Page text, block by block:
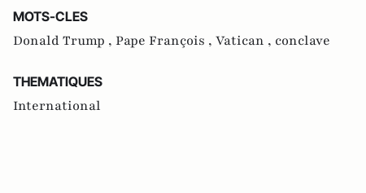
MOTS-CLES
Donald Trump , Pape François , Vatican , conclave
THEMATIQUES
International